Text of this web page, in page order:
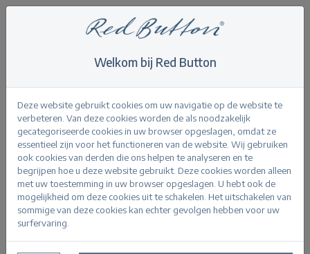
Never out of stock > Babette classic blue
Terug
Babette classic blue classicblue
PRODUCTINFORMATIE
Welkom bij Red Button
Deze website gebruikt cookies om uw navigatie op de website te
verbeteren. Van deze cookies worden de als noodzakelijk
gecategoriseerde cookies in uw browser opgeslagen, omdat ze
essentieel zijn voor het functioneren van de website. Wij gebruiken
ook cookies van derden die ons helpen te analyseren en te
begrijpen hoe u deze website gebruikt. Deze cookies worden alleen
met uw toestemming in uw browser opgeslagen. U hebt ook de
mogelijkheid om deze cookies uit te schakelen. Het uitschakelen van
sommige van deze cookies kan echter gevolgen hebben voor uw
surfervaring.